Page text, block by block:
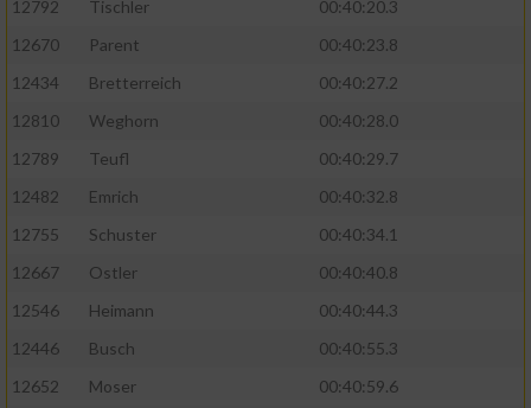
12792 Tischler
00:40:20.3
12670
Parent
00:40:23.8
12434
Bretterreich
00:40:27.2
12810
Weghorn
00:40:28.0
12789
Teufl
00:40:29.7
12482
Emrich
00:40:32.8
12755
Schuster
00:40:34.1
12667
Ostler
00:40:40.8
12546
Heimann
00:40:44.3
12446
Busch
00:40:55.3
12652
Moser
00:40:59.6